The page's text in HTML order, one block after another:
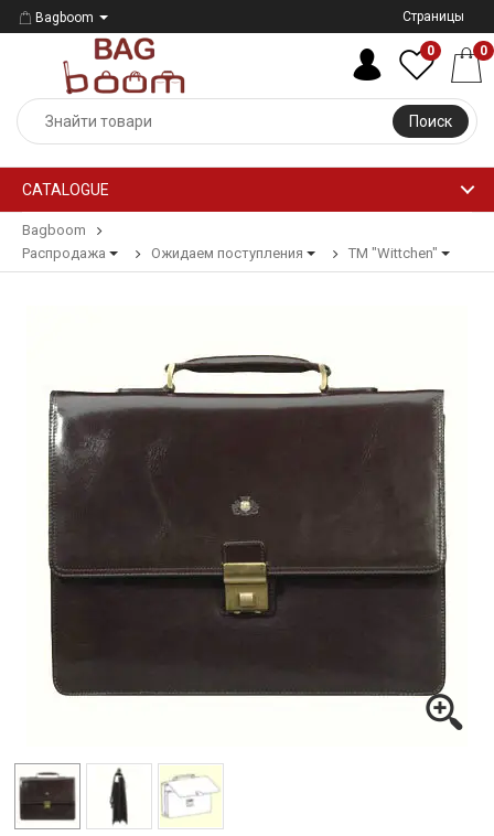
Bagboom Страницы
Поиск
0 0
CATALOGUE
Bagboom
Распродажа
Ожидаем поступления ТМ "Wittchen"